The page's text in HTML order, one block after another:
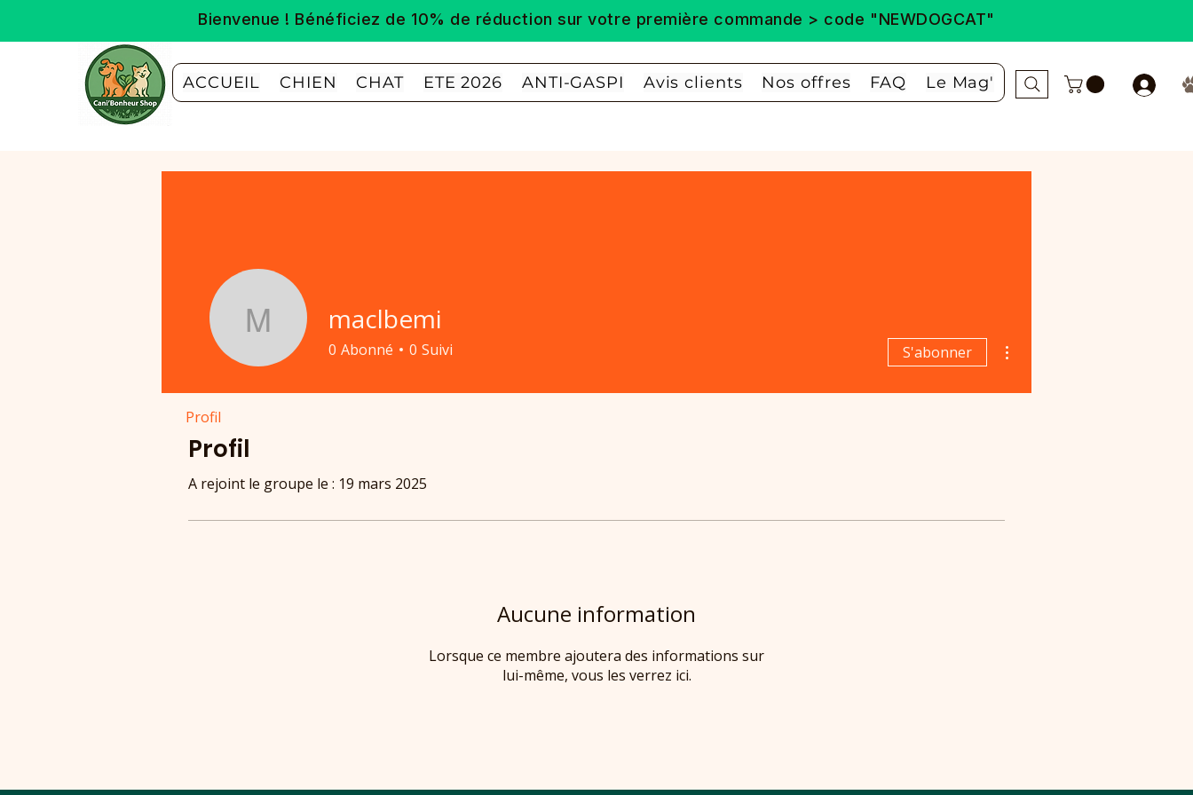
Bienvenue ! Bénéficiez de 10% de réduction sur votre première commande > code "NEWDOGCAT"
ACCUEIL CHIEN CHAT ETE 2026 ANTI-GASPI Avis clients Nos offres FAQ Le Mag'
Profil
A rejoint le groupe le : 19 mars 2025
Aucune information
Lorsque ce membre ajoutera des informations sur
lui-même, vous les verrez ici.
maclbemi
maclbemi
0 Abonné 0 Suivi S'abonner
Profil